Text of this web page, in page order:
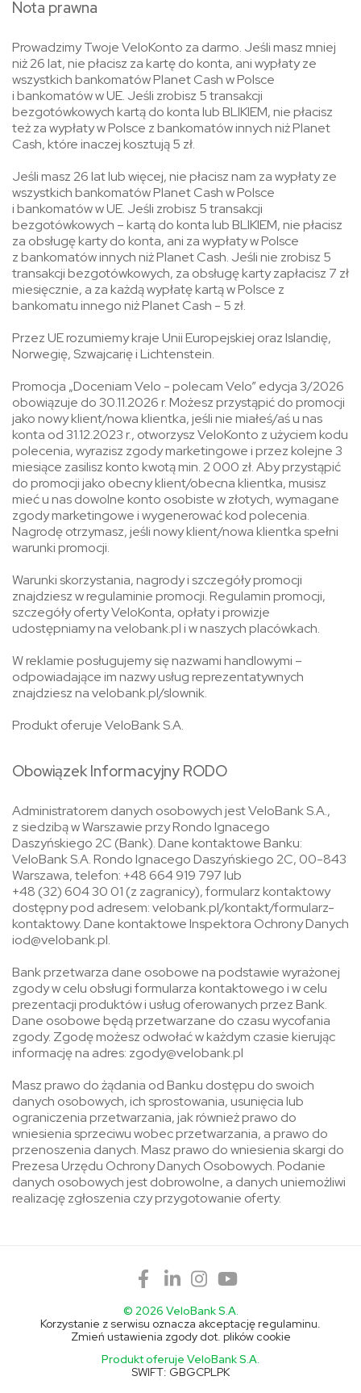
Nota prawna
Prowadzimy Twoje VeloKonto za darmo. Jeśli masz mniej
niż 26 lat, nie płacisz za kartę do konta, ani wypłaty ze
wszystkich bankomatów Planet Cash w Polsce
i bankomatów w UE. Jeśli zrobisz 5 transakcji
bezgotówkowych kartą do konta lub BLIKIEM, nie płacisz
też za wypłaty w Polsce z bankomatów innych niż Planet
Cash, które inaczej kosztują 5 zł.
Jeśli masz 26 lat lub więcej, nie płacisz nam za wypłaty ze
wszystkich bankomatów Planet Cash w Polsce
i bankomatów w UE. Jeśli zrobisz 5 transakcji
bezgotówkowych – kartą do konta lub BLIKIEM, nie płacisz
za obsługę karty do konta, ani za wypłaty w Polsce
z bankomatów innych niż Planet Cash. Jeśli nie zrobisz 5
transakcji bezgotówkowych, za obsługę karty zapłacisz 7 zł
miesięcznie, a za każdą wypłatę kartą w Polsce z
bankomatu innego niż Planet Cash - 5 zł.
Przez UE rozumiemy kraje Unii Europejskiej oraz Islandię,
Norwegię, Szwajcarię i Lichtenstein.
Promocja „Doceniam Velo - polecam Velo” edycja 3/2026
obowiązuje do 30.11.2026 r. Możesz przystąpić do promocji
jako nowy klient/nowa klientka, jeśli nie miałeś/aś u nas
konta od 31.12.2023 r., otworzysz VeloKonto z użyciem kodu
polecenia, wyrazisz zgody marketingowe i przez kolejne 3
miesiące zasilisz konto kwotą min. 2 000 zł. Aby przystąpić
do promocji jako obecny klient/obecna klientka, musisz
mieć u nas dowolne konto osobiste w złotych, wymagane
zgody marketingowe i wygenerować kod polecenia.
Nagrodę otrzymasz, jeśli nowy klient/nowa klientka spełni
warunki promocji.
Warunki skorzystania, nagrody i szczegóły promocji
znajdziesz w regulaminie promocji. Regulamin promocji,
szczegóły oferty VeloKonta, opłaty i prowizje
udostępniamy na velobank.pl i w naszych placówkach.
W reklamie posługujemy się nazwami handlowymi –
odpowiadające im nazwy usług reprezentatywnych
znajdziesz na velobank.pl/slownik.
Produkt oferuje VeloBank S.A.
Obowiązek Informacyjny RODO
Administratorem danych osobowych jest VeloBank S.A.,
z siedzibą w Warszawie przy Rondo Ignacego
Daszyńskiego 2C (Bank). Dane kontaktowe Banku:
VeloBank S.A. Rondo Ignacego Daszyńskiego 2C, 00-843
Warszawa, telefon: +48 664 919 797 lub
+48 (32) 604 30 01 (z zagranicy), formularz kontaktowy
dostępny pod adresem: velobank.pl/kontakt/formularz-
kontaktowy. Dane kontaktowe Inspektora Ochrony Danych
iod@velobank.pl.
Bank przetwarza dane osobowe na podstawie wyrażonej
zgody w celu obsługi formularza kontaktowego i w celu
prezentacji produktów i usług oferowanych przez Bank.
Dane osobowe będą przetwarzane do czasu wycofania
zgody. Zgodę możesz odwołać w każdym czasie kierując
informację na adres: zgody@velobank.pl
Masz prawo do żądania od Banku dostępu do swoich
danych osobowych, ich sprostowania, usunięcia lub
ograniczenia przetwarzania, jak również prawo do
wniesienia sprzeciwu wobec przetwarzania, a prawo do
przenoszenia danych. Masz prawo do wniesienia skargi do
Prezesa Urzędu Ochrony Danych Osobowych. Podanie
danych osobowych jest dobrowolne, a danych uniemożliwi
realizację zgłoszenia czy przygotowanie oferty.
© 2026 VeloBank S.A.
Korzystanie z serwisu oznacza akceptację regulaminu.
Zmień ustawienia zgody dot. plików cookie
Produkt oferuje VeloBank S.A.
SWIFT: GBGCPLPK